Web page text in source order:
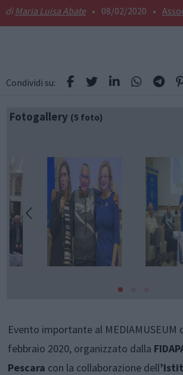
Maria Luisa Abate • 08/02/2020 •
Condividi su:
Fotogallery (5 foto)
Evento importante al MEDIAMUSEUM
febbraio 2020, organizzato dalla
Pescara con la collaborazione dell